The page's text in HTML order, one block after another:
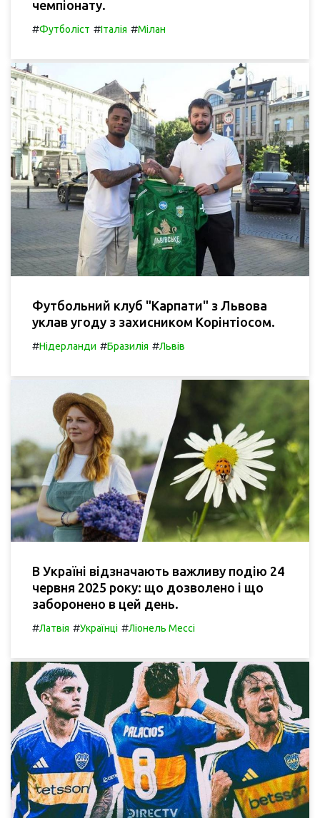
чемпіонату.
#Футболіст #Італія #Мілан
Футбольний клуб "Карпати" з Львова
уклав угоду з захисником Корінтіосом.
#Нідерланди #Бразилія #Львів
В Україні відзначають важливу подію 24
червня 2025 року: що дозволено і що
заборонено в цей день.
#Латвія #Українці #Ліонель Мессі